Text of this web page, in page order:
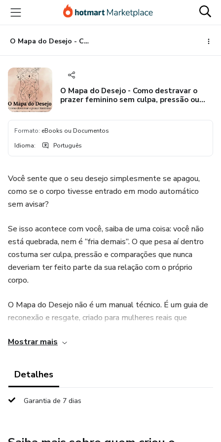
para
conteúdo
principal
para
pagamento
para
rodapé
O Mapa do Desejo - Como destravar o prazer feminino sem culpa, pressão ou comparação
O Mapa do Desejo - Como destravar o
prazer feminino sem culpa, pressão ou
Formato: eBooks ou Documentos
Idioma: Português
Você sente que o seu desejo simplesmente se apagou,
como se o corpo tivesse entrado em modo automático
sem avisar?
Se isso acontece com você, saiba de uma coisa: você não
está quebrada, nem é “fria demais”. O que pesa aí dentro
costuma ser culpa, pressão e comparações que nunca
deveriam ter feito parte da sua relação com o próprio
corpo.
O Mapa do Desejo não é um manual técnico. É um guia de
reconexão e resgate, criado para mulheres reais que
performar, sem fórmulas mirabolantes e sem fingir que
O que você vai encontrar dentro deste guia:
📍 As 7 Rotas do Desejo: um caminho prático para
Mostrar mais
Detalhes
Garantia de 7 dias